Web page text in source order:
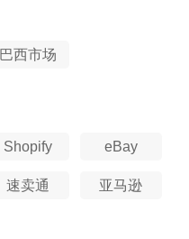
巴西市场
Shopify eBay
速卖通 亚马逊